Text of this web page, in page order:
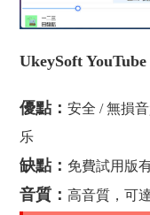
UkeySoft
優點：安全 / 無損
乐
缺點： 免費試用版
音質：高音質，可